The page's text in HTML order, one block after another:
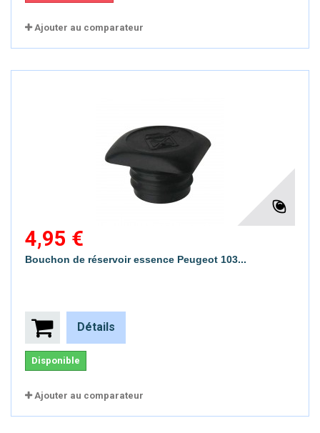
Ajouter au comparateur
4,95 €
Bouchon de réservoir essence Peugeot 103...
Détails
Disponible
Ajouter au comparateur